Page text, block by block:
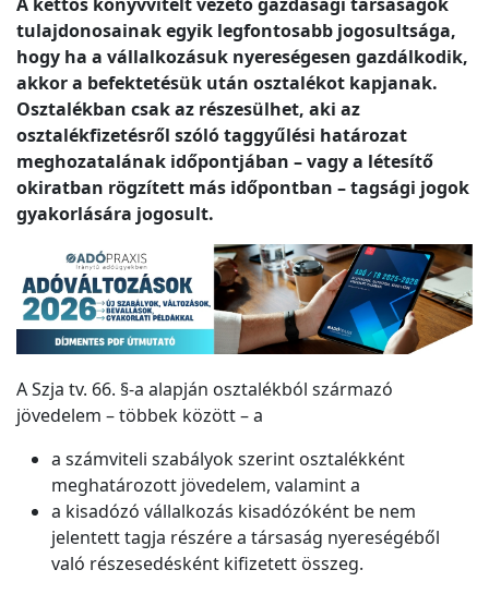
tulajdonosainak egyik legfontosabb jogosultsága,
hogy ha a vállalkozásuk nyereségesen gazdálkodik,
akkor a befektetésük után osztalékot kapjanak.
Osztalékban csak az részesülhet, aki az
osztalékfizetésről szóló taggyűlési határozat
meghozatalának időpontjában – vagy a létesítő
okiratban rögzített más időpontban – tagsági jogok
gyakorlására jogosult.
A Szja tv. 66. §-a alapján osztalékból származó
jövedelem – többek között – a
a számviteli szabályok szerint osztalékként
meghatározott jövedelem, valamint a
a kisadózó vállalkozás kisadózóként be nem
jelentett tagja részére a társaság nyereségéből
való részesedésként kifizetett összeg.